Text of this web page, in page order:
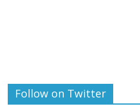
Follow on Twitter